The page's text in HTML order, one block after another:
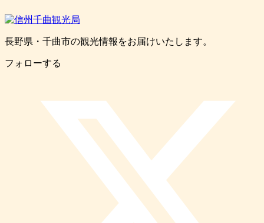
長野県・千曲市の観光情報をお届けいたします。
フォローする